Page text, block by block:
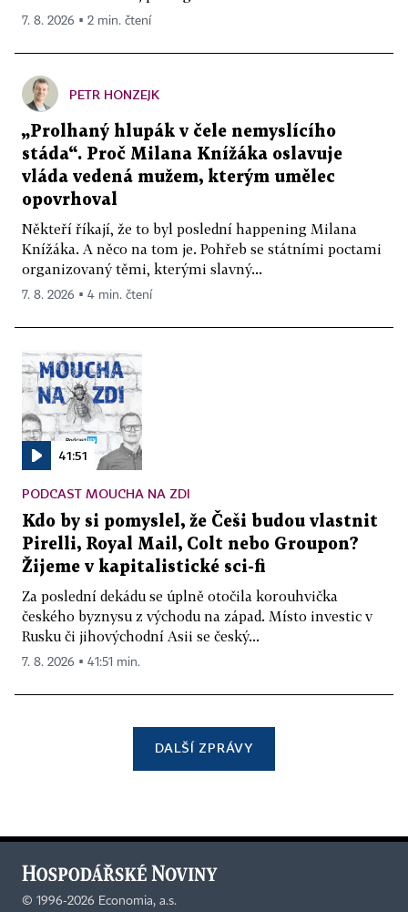
7. 8. 2026 ▪ 2 min. čtení
PETR HONZEJK
„Prolhaný hlupák v čele nemyslícího
stáda“. Proč Milana Knížáka oslavuje
vláda vedená mužem, kterým umělec
opovrhoval
Někteří říkají, že to byl poslední happening Milana
Knížáka. A něco na tom je. Pohřeb se státními poctami
organizovaný těmi, kterými slavný...
7. 8. 2026 ▪ 4 min. čtení
41:51
PODCAST MOUCHA NA ZDI
Kdo by si pomyslel, že Češi budou vlastnit
Pirelli, Royal Mail, Colt nebo Groupon?
Žijeme v kapitalistické sci-fi
Za poslední dekádu se úplně otočila korouhvička
českého byznysu z východu na západ. Místo investic v
Rusku či jihovýchodní Asii se český...
7. 8. 2026 ▪ 41:51 min.
DALŠÍ ZPRÁVY
© 1996-2026 Economia, a.s.